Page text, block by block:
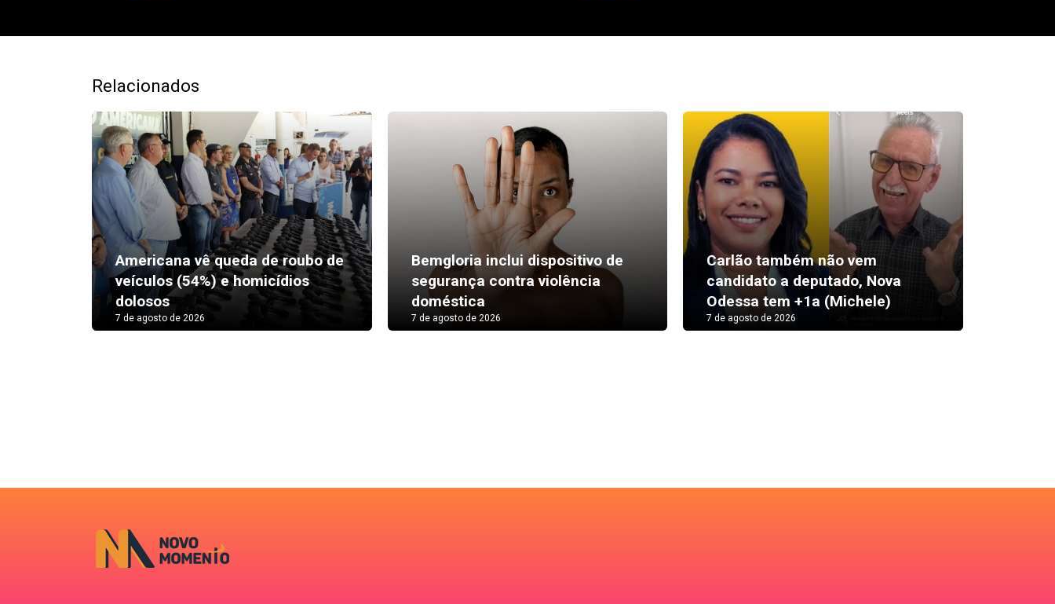
Relacionados
Americana vê queda de roubo de
veículos (54%) e homicídios
dolosos
7 de agosto de 2026
Bemgloria inclui dispositivo de
segurança contra violência
doméstica
7 de agosto de 2026
Carlão também não vem
candidato a deputado, Nova
Odessa tem +1a (Michele)
7 de agosto de 2026